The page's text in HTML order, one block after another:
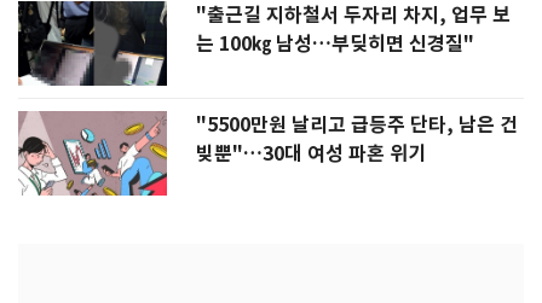
"출근길 지하철서 두자리 차지, 업무 보
는 100㎏ 남성…부딪히면 신경질"
"5500만원 날리고 급등주 단타, 남은 건
빚뿐"…30대 여성 파혼 위기